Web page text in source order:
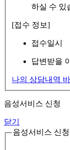
하실 수 있
[접수 정보]
접수일시
답변받을
나의 상담내역
음성서비스 신청
닫기
음성서비스 신청